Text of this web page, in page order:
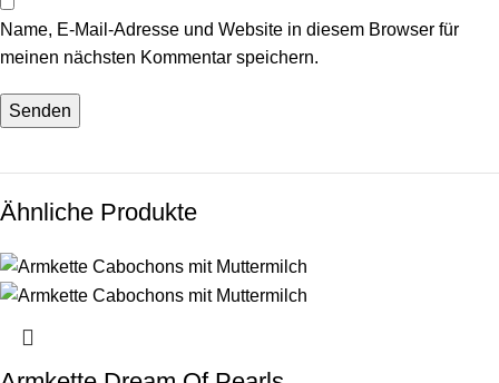
Name, E-Mail-Adresse und Website in diesem Browser für
meinen nächsten Kommentar speichern.
Ähnliche Produkte